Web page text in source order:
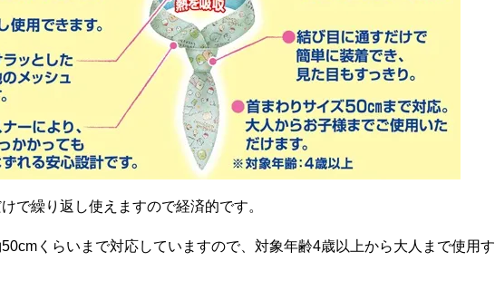
で繰り返し使えますので経済的です。
くらいまで対応していますので、対象年齢4歳以上から大人まで使用す